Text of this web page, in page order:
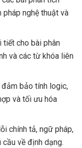
nghệ thuật và
tiết cho bài phân
và các từ khóa liên
bảo tính logic,
và tối ưu hóa
chính tả, ngữ pháp,
về định dạng.